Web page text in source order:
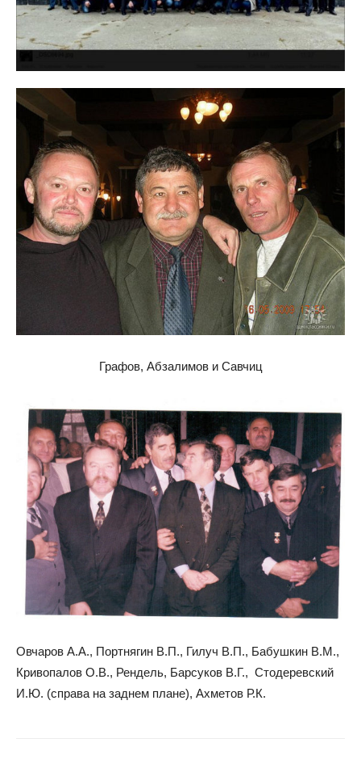
Графов, Абзалимов и Савчиц
Овчаров А.А., Портнягин В.П., Гилуч В.П., Бабушкин В.М.,
Кривопалов О.В., Рендель, Барсуков В.Г., Стодеревский
И.Ю. (справа на заднем плане), Ахметов Р.К.